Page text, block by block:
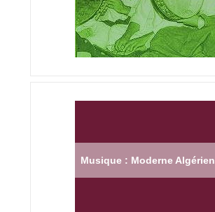
Musique : Moderne Algérien